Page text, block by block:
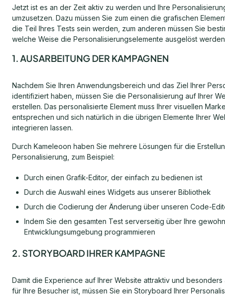
Jetzt ist es an der Zeit aktiv zu werden und Ihre
umzusetzen. Dazu müssen Sie zum einen die grafischen
die Teil Ihres Tests sein werden, zum anderen müssen Sie
welche Weise die Personalisierungselemente ausgelöst
1. AUSARBEITUNG DER KAMPAGNEN
Nachdem Sie Ihren Anwendungsbereich und das Ziel Ihrer
identifiziert haben, müssen Sie die Personalisierung auf Ihrer
erstellen. Das personalisierte Element muss Ihrer visuellen
entsprechen und sich natürlich in die übrigen Elemente Ihrer
integrieren lassen.
Durch Kameleoon haben Sie mehrere Lösungen für die
Personalisierung, zum Beispiel:
Durch einen Grafik-Editor, der einfach zu bedienen ist
Durch die Auswahl eines Widgets aus unserer Bibliothek
Durch die Codierung der Änderung über unseren Code-
Indem Sie den gesamten Test serverseitig über Ihre
Entwicklungsumgebung programmieren
2. STORYBOARD IHRER KAMPAGNE
Damit die Experience auf Ihrer Website attraktiv und
für Ihre Besucher ist, müssen Sie ein Storyboard Ihrer